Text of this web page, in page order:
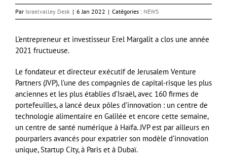
Par Israelvalley Desk | 6 Jan 2022 | Catégories : NEWS
L’entrepreneur et investisseur Erel Margalit a clos une année
2021 fructueuse.
Le fondateur et directeur exécutif de Jerusalem Venture
Partners (JVP), l’une des compagnies de capital-risque les plus
anciennes et les plus établies d’Israël, avec 160 firmes de
portefeuilles, a lancé deux pôles d’innovation : un centre de
technologie alimentaire en Galilée et encore cette semaine,
un centre de santé numérique à Haïfa. JVP est par ailleurs en
pourparlers avancés pour expatrier son modèle d’innovation
unique, Startup City, à Paris et à Dubaï.